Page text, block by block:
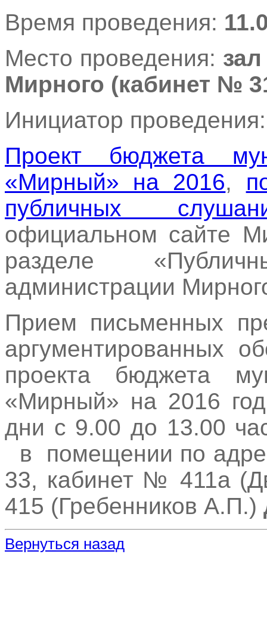
Время проведения:
Место проведения:
Мирного (кабинет №
Инициатор
Проект бюджета
«Мирный» на 2016,
публичных
официальном сайте
разделе
администрации
Прием письменных
аргументированных
проекта бюджета
«Мирный» на 2016
дни с 9.00 до 13.00
в помещении по
33, кабинет № 411а
415 (Гребенников А.П.)
Вернуться назад